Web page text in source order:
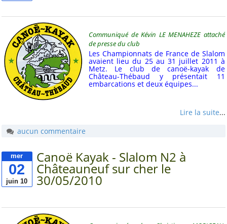
Animation-locale
Ecole
Jeunes
Kayak-polo
Tous les mots-clés
À voir aussi
Site ou Page FB des
Sections de l'amicale
Cap Caffino (Trail, VTT,
L'Art au Belvédère
Communiqué de Kévin LE MENAHEZE attaché
de presse du club
Les Championnats de France de Slalom
avaient lieu du 25 au 31 juillet 2011 à
Metz. Le club de canoë-kayak de
Château-Thébaud y présentait 11
embarcations et deux équipes...
Lire la suite...
aucun commentaire
mer
02
juin 10
Canoë Kayak - Slalom N2 à
Châteauneuf sur cher le
30/05/2010